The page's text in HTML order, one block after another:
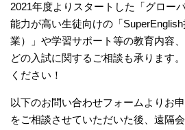
2021年度よりスタートした「グロー
能力が高い生徒向けの「
業）」や学習サポート等の教育内容
どの入試に関するご相談も承ります
ください！
以下のお問い合わせフォームよりお
をご相談させていただいた後、遠隔